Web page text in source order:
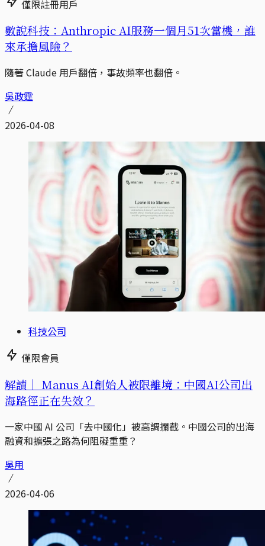
僅限註冊用戶
數說科技：Anthropic AI服務一個月51次當機，誰
來承擔風險？
隨著 Claude 用戶翻倍，事故頻率也翻倍。
吳政霆
2026-04-08
科技公司
僅限會員
解讀｜ Manus AI創始人被限離境：中國AI公司出
海路徑正在失效？
一家中國 AI 公司「去中國化」被高調攔截。中國公司的出海
融資和擴張之路為何阻礙重重？
吳用
2026-04-06